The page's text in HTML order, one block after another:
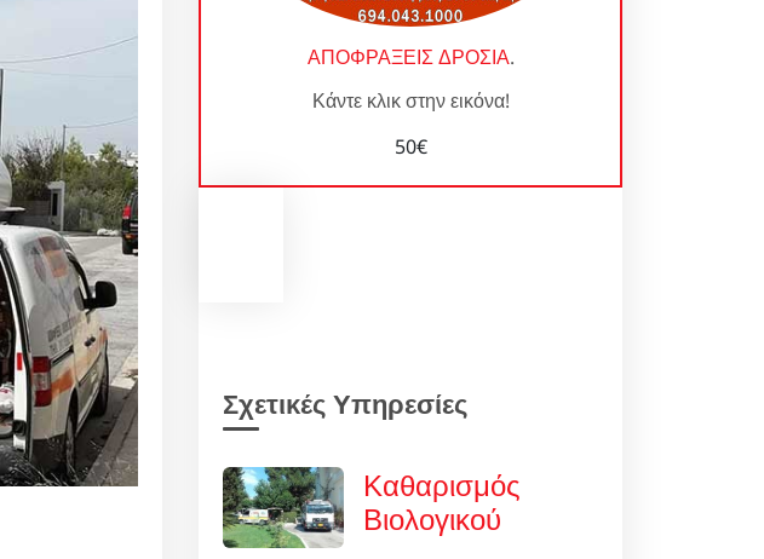
ΑΠΟΦΡΑΞΕΙΣ ΔΡΟΣΙΑ.
Κάντε κλικ στην εικόνα!
50€
Σχετικές Υπηρεσίες
Καθαρισμός
Βιολογικού